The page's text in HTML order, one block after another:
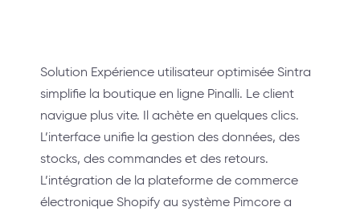
Solution Expérience utilisateur optimisée Sintra
simplifie la boutique en ligne Pinalli. Le client
navigue plus vite. Il achète en quelques clics.
L’interface unifie la gestion des données, des
stocks, des commandes et des retours.
L’intégration de la plateforme de commerce
électronique Shopify au système Pimcore a